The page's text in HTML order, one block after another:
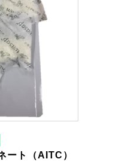
ート（AITC）